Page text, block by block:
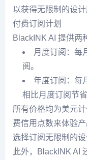
以获得无限制的设计
付费订阅计划
BlackINK AI 提供两
月度订阅：每
阅。
年度订阅：每
相比月度订阅节省
所有价格均为美元
费信用点数来体验
选择订阅无限制的设
此外，BlackINK AI